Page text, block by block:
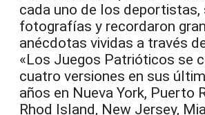
cada uno de los deportistas,
fotografías y recordaron
anécdotas vividas a través
«Los Juegos Patrióticos se
cuatro versiones en sus
años en Nueva York, Puerto
Rhod Island, New Jersey,